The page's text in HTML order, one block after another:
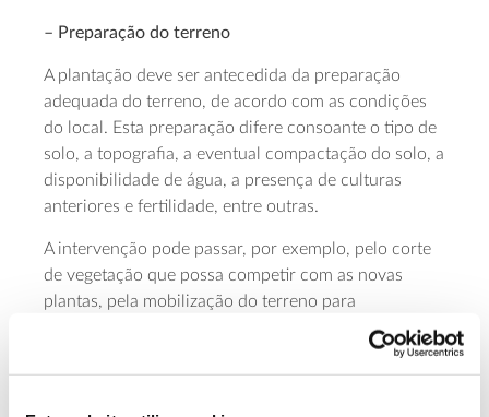
– Preparação do terreno
A plantação deve ser antecedida da preparação
adequada do terreno, de acordo com as condições
do local. Esta preparação difere consoante o tipo de
solo, a topografia, a eventual compactação do solo, a
disponibilidade de água, a presença de culturas
anteriores e fertilidade, entre outras.
A intervenção pode passar, por exemplo, pelo corte
de vegetação que possa competir com as novas
plantas, pela mobilização do terreno para
permeabilidade, arejamento e o crescimento das
raízes, e pela abertura de covas para as plantas.